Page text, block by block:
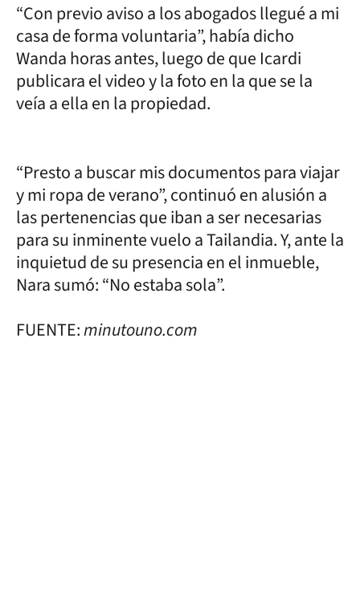
“Con previo aviso a los abogados llegué a mi
casa de forma voluntaria”, había dicho
Wanda horas antes, luego de que Icardi
publicara el video y la foto en la que se la
veía a ella en la propiedad.
“Presto a buscar mis documentos para viajar
y mi ropa de verano”, continuó en alusión a
las pertenencias que iban a ser necesarias
para su inminente vuelo a Tailandia. Y, ante la
inquietud de su presencia en el inmueble,
Nara sumó: “No estaba sola”.
FUENTE:minutouno.com